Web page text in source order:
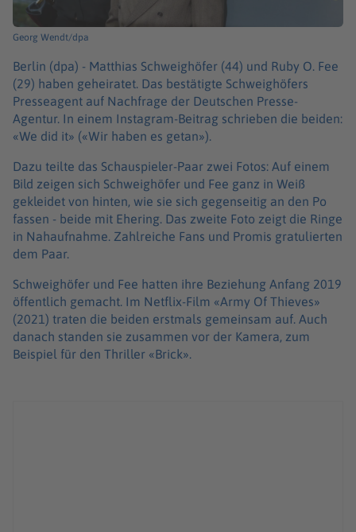
Georg Wendt/dpa
Berlin (dpa) - Matthias Schweighöfer (44) und Ruby O. Fee
(29) haben geheiratet. Das bestätigte Schweighöfers
Presseagent auf Nachfrage der Deutschen Presse-
Agentur. In einem Instagram-Beitrag schrieben die beiden:
«We did it» («Wir haben es getan»).
Dazu teilte das Schauspieler-Paar zwei Fotos: Auf einem
Bild zeigen sich Schweighöfer und Fee ganz in Weiß
gekleidet von hinten, wie sie sich gegenseitig an den Po
fassen - beide mit Ehering. Das zweite Foto zeigt die Ringe
in Nahaufnahme. Zahlreiche Fans und Promis gratulierten
dem Paar.
Schweighöfer und Fee hatten ihre Beziehung Anfang 2019
öffentlich gemacht. Im Netflix-Film «Army Of Thieves»
(2021) traten die beiden erstmals gemeinsam auf. Auch
danach standen sie zusammen vor der Kamera, zum
Beispiel für den Thriller «Brick».